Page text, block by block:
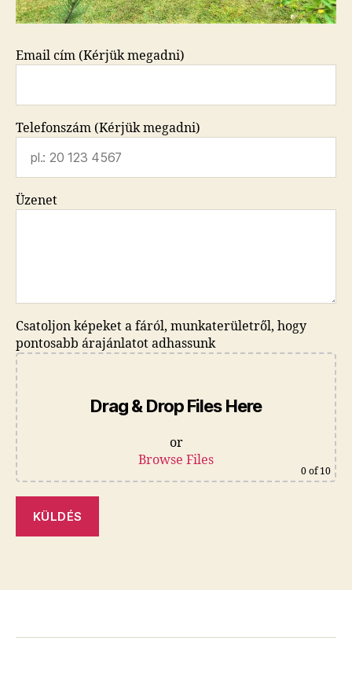
Email cím (Kérjük megadni)
Telefonszám (Kérjük megadni)
Üzenet
Csatoljon képeket a fáról, munkaterületről, hogy
pontosabb árajánlatot adhassunk
Drag & Drop Files Here
or
Browse Files
0 of 10